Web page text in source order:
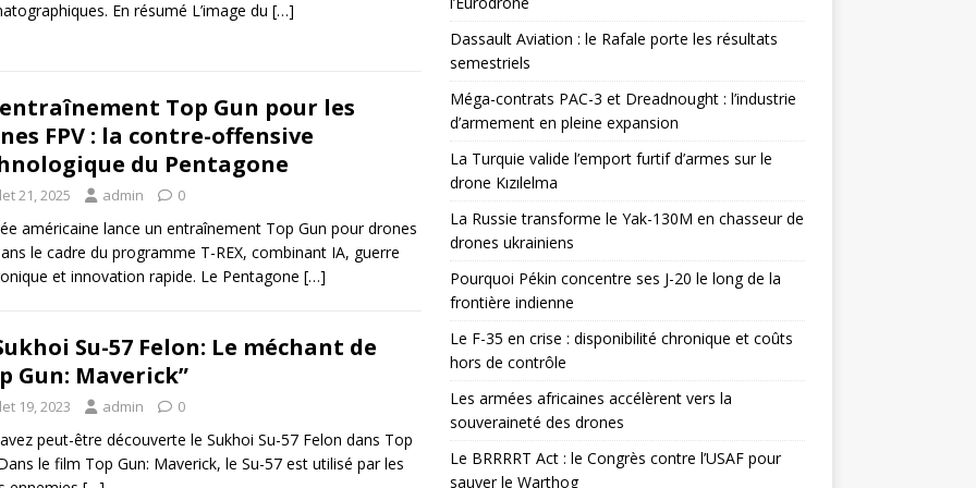
En résumé L’image du […]
Top Gun pour les
FPV : la contre-offensive
du Pentagone
21, 2025 admin 0
américaine lance un entraînement Top Gun pour drones
le cadre du programme T-REX, combinant IA, guerre
et innovation rapide. Le Pentagone […]
Su-57 Felon: Le méchant de
Gun: Maverick”
19, 2023 admin 0
peut-être découverte le Sukhoi Su-57 Felon dans Top
le film Top Gun: Maverick, le Su-57 est utilisé par les
Dassault Aviation : le Rafale porte les résultats
semestriels
Méga-contrats PAC-3 et Dreadnought : l’industrie
d’armement en pleine expansion
La Turquie valide l’emport furtif d’armes sur le
drone Kızılelma
La Russie transforme le Yak-130M en chasseur de
drones ukrainiens
Pourquoi Pékin concentre ses J-20 le long de la
frontière indienne
Le F-35 en crise : disponibilité chronique et coûts
hors de contrôle
Les armées africaines accélèrent vers la
souveraineté des drones
Le BRRRRT Act : le Congrès contre l’USAF pour
sauver le Warthog